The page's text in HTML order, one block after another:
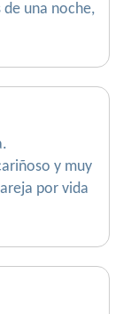
una noche,
y muy
por vida